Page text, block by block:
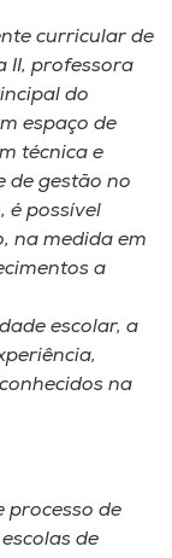
curricular de
II, professora
do
espaço de
técnica e
de gestão no
é possível
na medida em
a
escolar, a
na
processo de
de